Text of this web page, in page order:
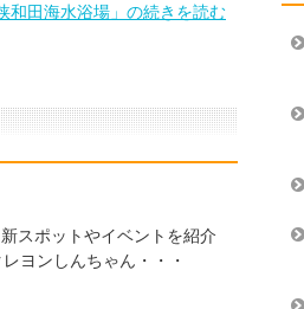
和田海水浴場」の続きを読む
スポットやイベントを紹介
ヨンしんちゃん・・・